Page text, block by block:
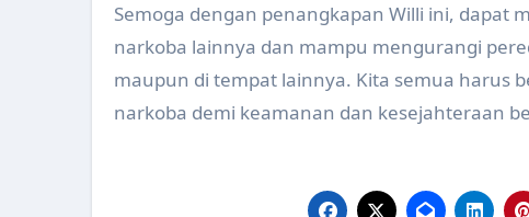
Verifikasi Gerakan Pekerja
Rakor Pokjanal Posyandu 2024 –
Implementasi QRIS pada Fasilitas
Semoga dengan penangkapan Willi ini, dapat
narkoba lainnya dan mampu mengurangi
maupun di tempat lainnya. Kita semua harus
narkoba demi keamanan dan kesejahteraan